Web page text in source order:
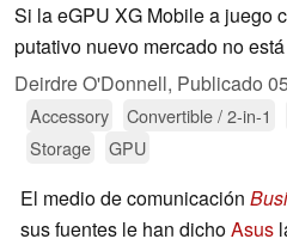
Si la eGPU XG Mobile a juego
putativo nuevo mercado no
Deirdre O'Donnell, Publicado
Accessory Convertible / 2-in-1
Storage
GPU
El medio de comunicación
sus fuentes le han dichoAsus